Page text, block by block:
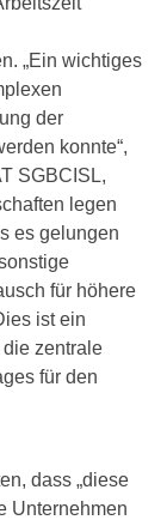
„Ein wichtiges
der
konnte“,
SGBCISL,
legen
es gelungen
für höhere
ist ein
zentrale
für den
dass „diese
Unternehmen